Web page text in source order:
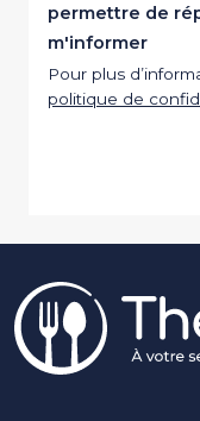
permettre de
m'informer
Pour plus
politique de